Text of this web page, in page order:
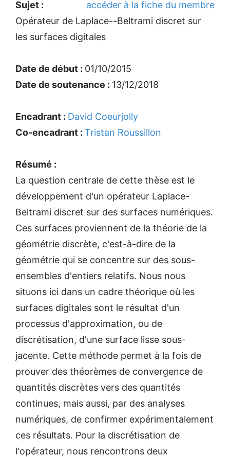
accéder à la fiche du membre
Sujet :
Opérateur de Laplace--Beltrami discret sur
les surfaces digitales
Date de début : 01/10/2015
Date de soutenance : 13/12/2018
Encadrant : David Coeurjolly
Co-encadrant : Tristan Roussillon
Résumé :
La question centrale de cette thèse est le
développement d'un opérateur Laplace-
Beltrami discret sur des surfaces numériques.
Ces surfaces proviennent de la théorie de la
géométrie discrète, c'est-à-dire de la
géométrie qui se concentre sur des sous-
ensembles d'entiers relatifs. Nous nous
situons ici dans un cadre théorique où les
surfaces digitales sont le résultat d'un
processus d'approximation, ou de
discrétisation, d'une surface lisse sous-
jacente. Cette méthode permet à la fois de
prouver des théorèmes de convergence de
quantités discrètes vers des quantités
continues, mais aussi, par des analyses
numériques, de confirmer expérimentalement
ces résultats. Pour la discrétisation de
l'opérateur, nous rencontrons deux